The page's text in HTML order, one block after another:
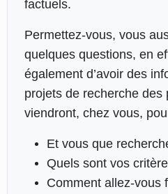
factuels.
Permettez-vous, vous
quelques questions, en
également d’avoir des
projets de recherche des
viendront, chez vous,
Et vous que
Quels sont vos
Comment allez-vous